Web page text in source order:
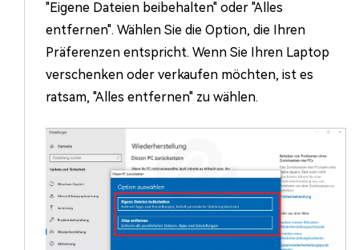
"Eigene Dateien beibehalten" oder "Alles
entfernen". Wählen Sie die Option, die Ihren
Präferenzen entspricht. Wenn Sie Ihren Laptop
verschenken oder verkaufen möchten, ist es
ratsam, "Alles entfernen" zu wählen.